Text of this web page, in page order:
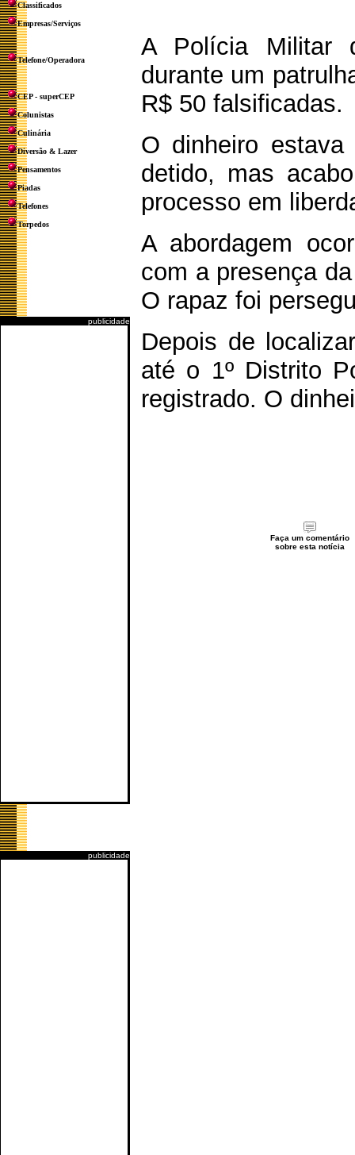
Classificados
Empresas/Serviços
Telefone/Operadora
CEP - superCEP
Colunistas
Culinária
Diversão & Lazer
Pensamentos
Piadas
Telefones
Torpedos
publicidade
publicidade
A Polícia Militar
durante um
R$ 50 falsificadas.
O dinheiro
detido, mas
processo em
A abordagem
com a presença
O rapaz foi
Depois de
até o 1º Distrito
registrado. O
Faça um comentário
sobre esta notícia